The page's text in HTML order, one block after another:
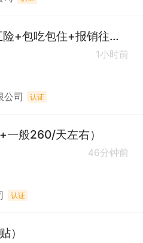
货运海员值班机工（五险+包吃包住+报销往返路费+可接受应届生）
1小时前
公司 认证
般260/天左右）
46分钟前
认证
）